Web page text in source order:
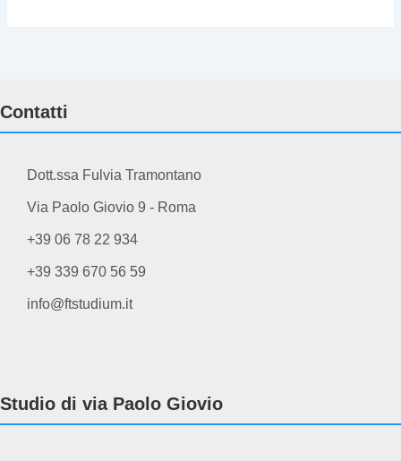
Contatti
Dott.ssa Fulvia Tramontano
Via Paolo Giovio 9 - Roma
+39 06 78 22 934
+39 339 670 56 59
info@ftstudium.it
Studio di via Paolo Giovio